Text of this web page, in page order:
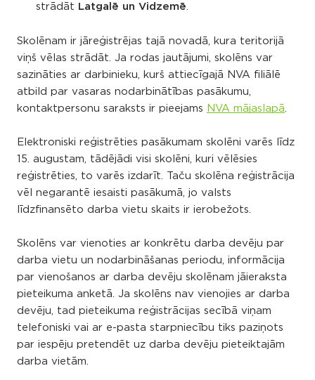
strādāt Latgalē un Vidzemē
Skolēnam ir jāreģistrējas tajā novadā, kura teritorijā
viņš vēlas strādāt. Ja rodas jautājumi, skolēns var
sazināties ar darbinieku, kurš attiecīgajā NVA filiālē
atbild par vasaras nodarbinātības pasākumu,
kontaktpersonu saraksts ir pieejams NVA mājaslapā
Elektroniski reģistrēties pasākumam skolēni varēs līdz
15. augustam, tādējādi visi skolēni, kuri vēlēsies
reģistrēties, to varēs izdarīt. Taču skolēna reģistrācija
vēl negarantē iesaisti pasākumā, jo valsts
līdzfinansēto darba vietu skaits ir ierobežots.
Skolēns var vienoties ar konkrētu darba devēju par
darba vietu un nodarbināšanas periodu, informācija
par vienošanos ar darba devēju skolēnam jāieraksta
pieteikuma anketā. Ja skolēns nav vienojies ar darba
devēju, tad pieteikuma reģistrācijas secībā viņam
telefoniski vai ar e-pasta starpniecību tiks paziņots
par iespēju pretendēt uz darba devēju pieteiktajām
darba vietām.